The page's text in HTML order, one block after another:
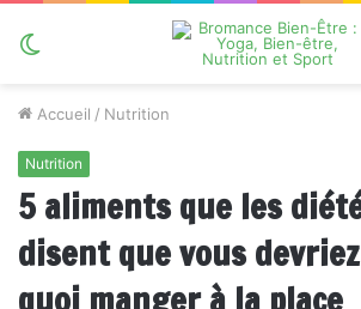
Accueil / Nutrition
Nutrition
5 aliments que les
disent que vous